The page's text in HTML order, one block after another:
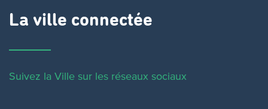
La ville connectée
Suivez la Ville sur les réseaux sociaux